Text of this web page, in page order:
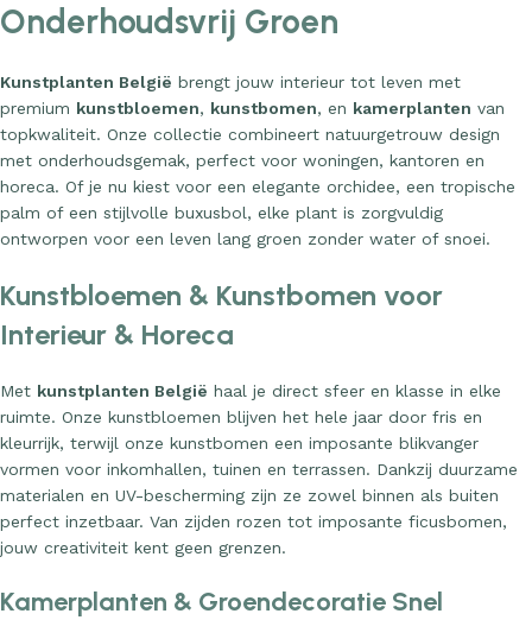
Onderhoudsvrij Groen
Kunstplanten België brengt jouw interieur tot leven met
premium kunstbloemen, kunstbomen, en kamerplanten van
topkwaliteit. Onze collectie combineert natuurgetrouw design
met onderhoudsgemak, perfect voor woningen, kantoren en
horeca. Of je nu kiest voor een elegante orchidee, een tropische
palm of een stijlvolle buxusbol, elke plant is zorgvuldig
ontworpen voor een leven lang groen zonder water of snoei.
Kunstbloemen & Kunstbomen voor
Interieur & Horeca
Met kunstplanten België haal je direct sfeer en klasse in elke
ruimte. Onze kunstbloemen blijven het hele jaar door fris en
kleurrijk, terwijl onze kunstbomen een imposante blikvanger
vormen voor inkomhallen, tuinen en terrassen. Dankzij duurzame
materialen en UV-bescherming zijn ze zowel binnen als buiten
perfect inzetbaar. Van zijden rozen tot imposante ficusbomen,
jouw creativiteit kent geen grenzen.
Kamerplanten & Groendecoratie Snel